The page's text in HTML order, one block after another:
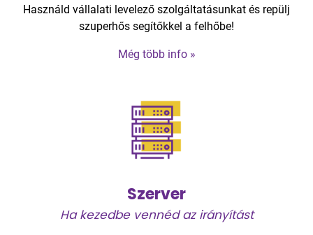
Használd vállalati levelező szolgáltatásunkat és repülj
szuperhős segítőkkel a felhőbe!
Még több info »
Szerver
Ha kezedbe vennéd az irányítást